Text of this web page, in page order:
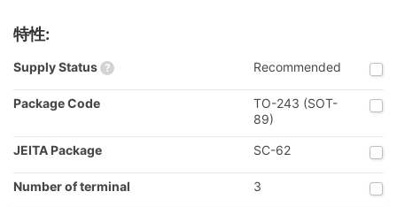
特性:
Supply Status ? Recommended
Package Code
TO-243 (SOT-
89)
JEITA Package SC-62
Number of terminal 3